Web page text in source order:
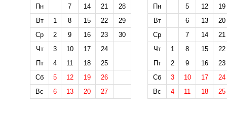
Пн
7 14 21
28
Вт
1 8 15 22
29
Ср
2 9 16 23
30
Чт
3 10 17
24
Пт
4 11 18
25
Сб
5 12 19
26
Вс
6 13 20 27
Пн
5 12
19
Вт
6 13
20
Ср
7 14
21
Чт
1 8 15
22
Пт
2 9 16
23
Сб
3 10 17
24
Вс
4 11 18 25